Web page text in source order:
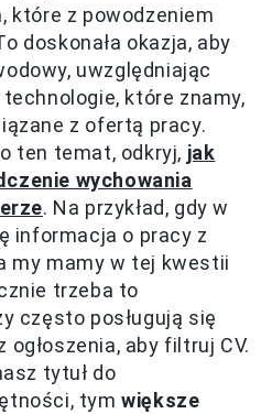
które z powodzeniem
doskonała okazja, aby
uwzględniając
które znamy,
z ofertą pracy.
ten temat, odkryj, jak
wychowania
. Na przykład, gdy w
informacja o pracy z
my mamy w tej kwestii
trzeba to
często posługują się
ogłoszenia, aby filtruj CV.
tytuł do
tymwiększe